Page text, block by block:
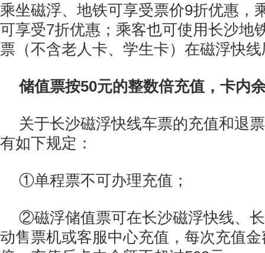
乘坐磁浮、地铁可享受票价9折优惠，
可享受7折优惠；乘客也可使用长沙地
票（不含老人卡、学生卡）在磁浮快
储值票按50元的整数倍充值，卡内
关于长沙磁浮快线车票的充值和退
有如下规定：
①单程票不可办理充值；
②磁浮储值票可在长沙磁浮快线、
动售票机或客服中心充值，每次充值